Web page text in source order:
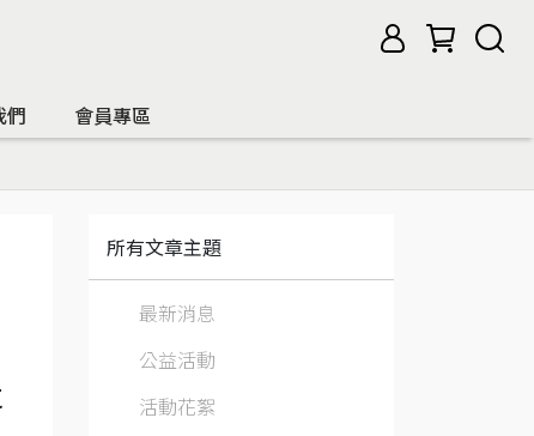
們 會員專區
所有文章主題
最新消息
公益活動
活動花絮